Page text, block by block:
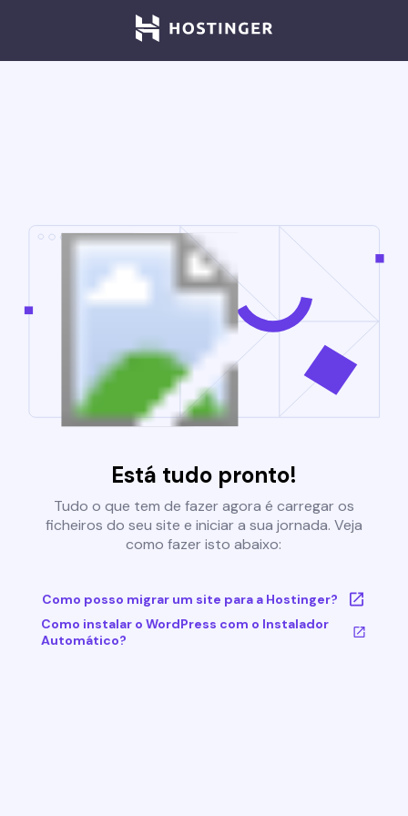
Está tudo pronto!
Tudo o que tem de fazer agora é carregar os
ficheiros do seu site e iniciar a sua jornada. Veja
como fazer isto abaixo:
Como posso migrar um site para a Hostinger?
Como instalar o WordPress com o Instalador
Automático?